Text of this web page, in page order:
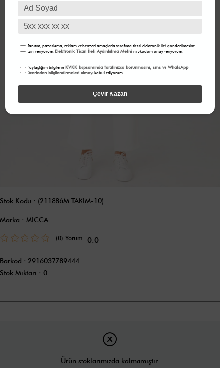
Stok Kodu (211886M TAKIM-10)
Marka : MICCA
(0) 0.0
Barkod : 2916037789444
Stok Miktarı : 0
Ürün stoklarımızda kalmamıştır.
Tanıtım, pazarlama, reklam ve benzeri amaçlarla tarafıma ticari elektronik ileti gönderilmesine
izin veriyorum.Elektronik Ticari İleti Aydınlatma Metni 'ni okudum onay veriyorum.
Paylaştığım bilgilerinKVKK kapsamında tarafınızca korunmasını, sms ve WhatsApp
üzerinden bilgilendirmeleri almayı kabul ediyorum.
Çevir Kazan